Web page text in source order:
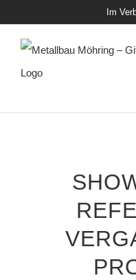
springen
Im